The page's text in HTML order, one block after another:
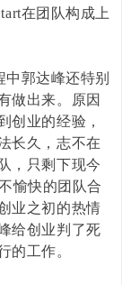
在团队构成上
郭达峰还特别
做出来。原因
创业的经验，
长久，志不在
，只剩下现今
愉快的团队合
业之初的热情
给创业判了死
的工作。